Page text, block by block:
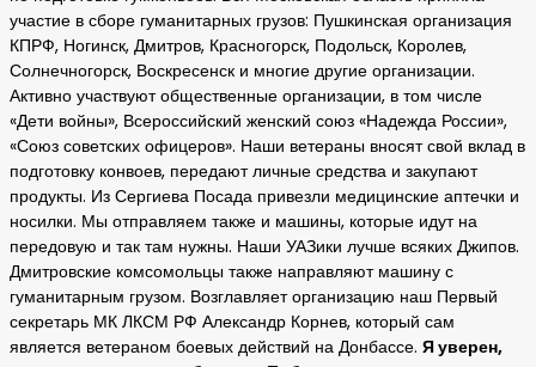
участие в сборе гуманитарных грузов: Пушкинская организация
КПРФ, Ногинск, Дмитров, Красногорск, Подольск, Королев,
Солнечногорск, Воскресенск и многие другие организации.
Активно участвуют общественные организации, в том числе
«Дети войны», Всероссийский женский союз «Надежда России»,
«Союз советских офицеров». Наши ветераны вносят свой вклад в
подготовку конвоев, передают личные средства и закупают
продукты. Из Сергиева Посада привезли медицинские аптечки и
носилки. Мы отправляем также и машины, которые идут на
передовую и так там нужны. Наши УАЗики лучше всяких Джипов.
Дмитровские комсомольцы также направляют машину с
гуманитарным грузом. Возглавляет организацию наш Первый
секретарь МК ЛКСМ РФ Александр Корнев, который сам
является ветераном боевых действий на Донбассе. Я уверен,